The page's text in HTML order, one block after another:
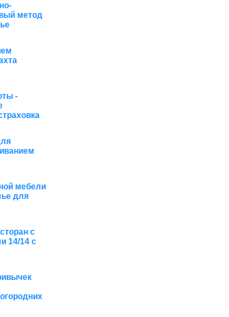
метод
-
мебели
для
с
14/14 с